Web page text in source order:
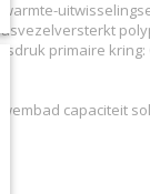
warmte-
primaire kring:
capaciteit